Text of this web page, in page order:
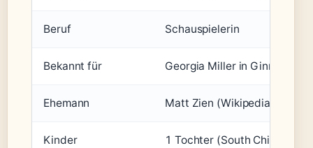
Beruf Schauspielerin
Bekannt für Georgia Miller in Ginny &
Ehemann Matt Zien (Wikipedia)
Kinder 1 Tochter (South China